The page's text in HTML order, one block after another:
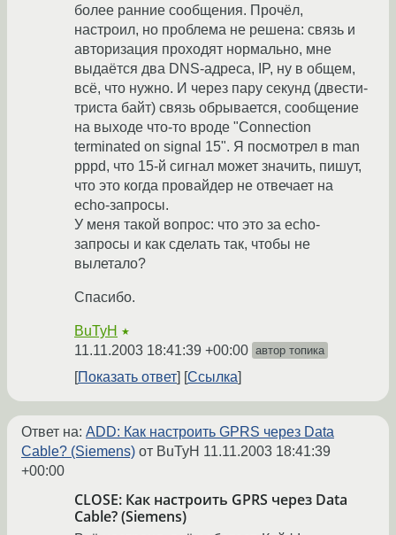
более ранние сообщения. Прочёл,
настроил, но проблема не решена: связь и
авторизация проходят нормально, мне
выдаётся два DNS-адреса, IP, ну в общем,
всё, что нужно. И через пару секунд (двести-
триста байт) связь обрывается, сообщение
на выходе что-то вроде "Connection
terminated on signal 15". Я посмотрел в man
pppd, что 15-й сигнал может значить, пишут,
что это когда провайдер не отвечает на
echo-запросы.
У меня такой вопрос: что это за echo-
запросы и как сделать так, чтобы не
вылетало?
Спасибо.
BuTyH ★
11.11.2003 18:41:39 +00:00 автор топика
Показать ответ Ссылка
Ответ на: ADD: Как настроить GPRS через Data
Cable? (Siemens) от BuTyH 11.11.2003 18:41:39
+00:00
CLOSE: Как настроить GPRS через Data
Cable? (Siemens)